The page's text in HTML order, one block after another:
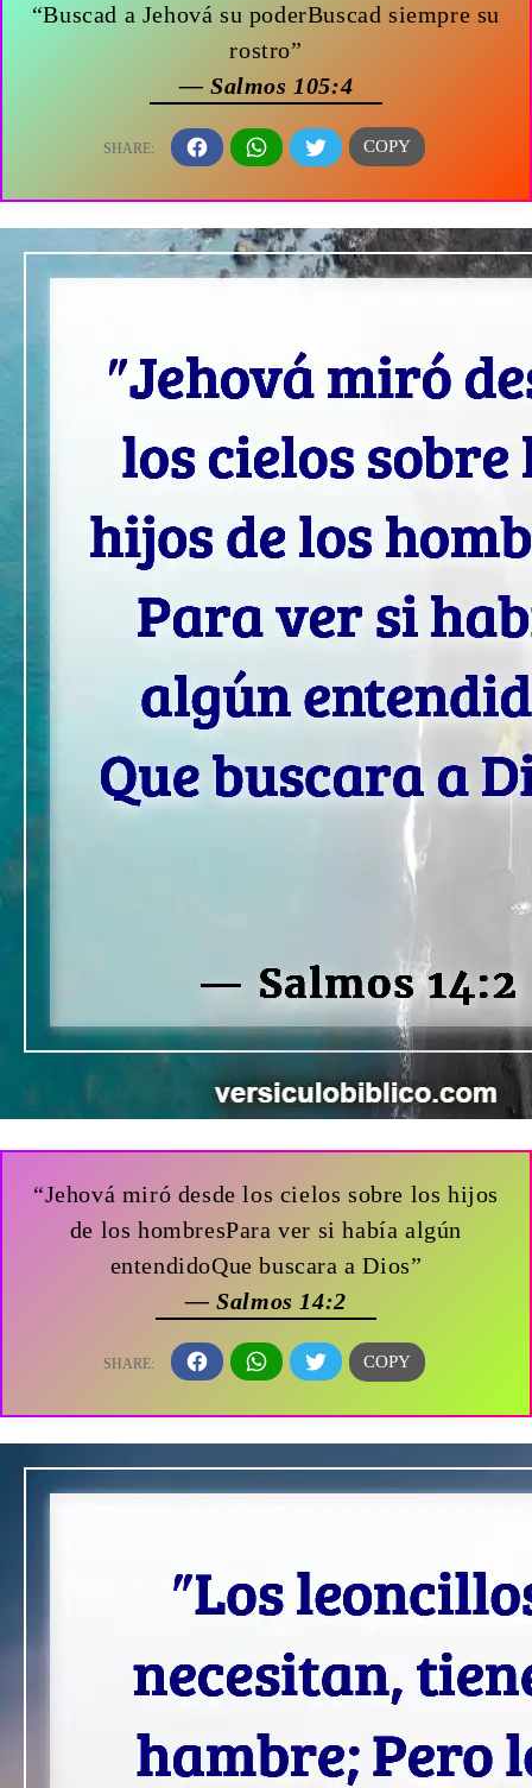
“Buscad a Jehová su poderBuscad siempre su
rostro”
— Salmos 105:4
“Jehová miró desde los cielos sobre los hijos
de los hombresPara ver si había algún
entendidoQue buscara a Dios”
— Salmos 14:2